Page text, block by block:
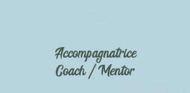
Accompagnatrice
Coach / Mentor